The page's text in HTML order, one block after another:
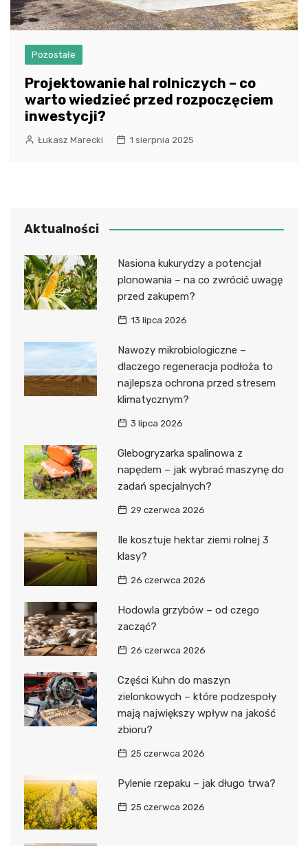
Pozostałe
Projektowanie hal rolniczych – co
warto wiedzieć przed rozpoczęciem
inwestycji?
Łukasz Marecki 1 sierpnia 2025
Aktualności
Nasiona kukurydzy a potencjał
plonowania – na co zwrócić uwagę
przed zakupem?
13 lipca 2026
Nawozy mikrobiologiczne –
dlaczego regeneracja podłoża to
najlepsza ochrona przed stresem
klimatycznym?
3 lipca 2026
Glebogryzarka spalinowa z
napędem – jak wybrać maszynę do
zadań specjalnych?
29 czerwca 2026
Ile kosztuje hektar ziemi rolnej 3
klasy?
26 czerwca 2026
Hodowla grzybów – od czego
zacząć?
26 czerwca 2026
Części Kuhn do maszyn
zielonkowych – które podzespoły
mają największy wpływ na jakość
zbioru?
25 czerwca 2026
Pylenie rzepaku – jak długo trwa?
25 czerwca 2026